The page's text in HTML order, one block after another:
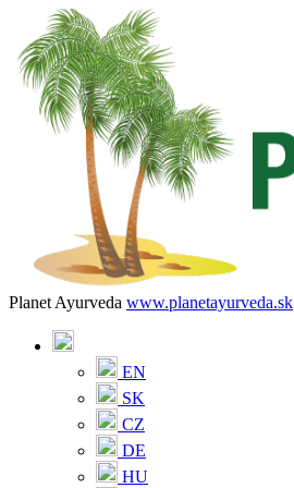
Planet Ayurveda www.planetayurveda.sk
EN
SK
CZ
DE
HU